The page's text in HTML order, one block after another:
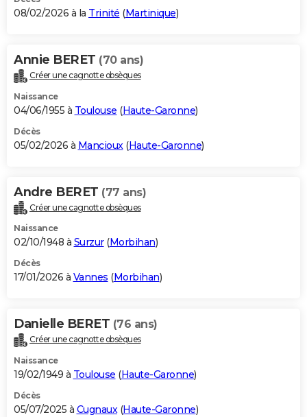
08/02/2026 à la Trinité (Martinique)
Annie BERET (70 ans)
Créer une cagnotte obsèques
Naissance
04/06/1955 à Toulouse (Haute-Garonne)
Décès
05/02/2026 à Mancioux (Haute-Garonne)
Andre BERET (77 ans)
Créer une cagnotte obsèques
Naissance
02/10/1948 à Surzur(Morbihan)
Décès
17/01/2026 à Vannes (Morbihan)
Danielle BERET (76 ans)
Créer une cagnotte obsèques
Naissance
19/02/1949 à Toulouse (Haute-Garonne)
Décès
05/07/2025 à Cugnaux(Haute-Garonne)